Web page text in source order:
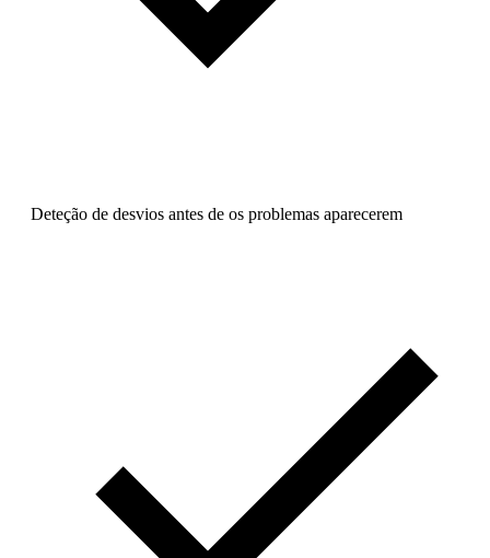
Deteção de desvios antes de os problemas aparecerem